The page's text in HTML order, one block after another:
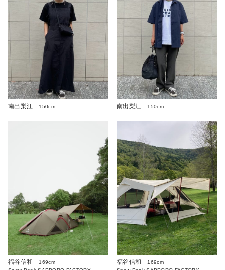
南出梨江 150cm 南出梨江 150cm
福谷信和
169cm
福谷信和
169cm